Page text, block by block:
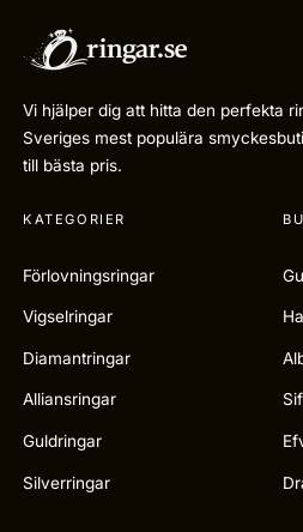
Vi hjälper dig att hitta den perfekta
Sveriges mest populära
till bästa pris.
KATEGORIER
Förlovningsringar
Vigselringar
Diamantringar
Alliansringar
Guldringar
Silverringar